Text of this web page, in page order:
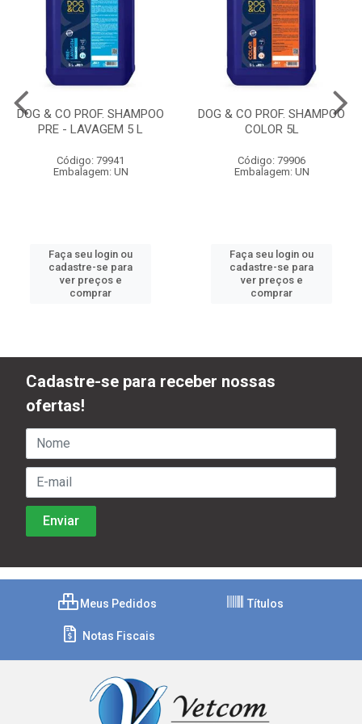
DOG & CO PROF. SHAMPOO
PRE - LAVAGEM 5 L
Código: 79941
Embalagem: UN
Faça seu login ou
cadastre-se para
ver preços e
comprar
DOG & CO PROF. SHAMPOO
COLOR 5L
Código: 79906
Embalagem: UN
Faça seu login ou
cadastre-se para
ver preços e
comprar
Cadastre-se para receber nossas
ofertas!
Meus Pedidos Títulos
Notas Fiscais